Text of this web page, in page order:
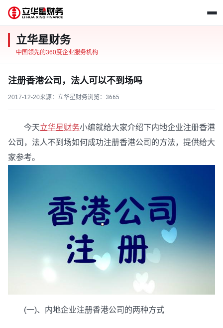
立华星财务
中国领先的360度企业服务机构
注册香港公司，法人可以不到场吗
2017-12-20来源：立华星财务浏览： 3665
今天立华星财务小编就给大家介绍下内地企业注册香港
公司，法人不到场如何成功注册香港公司的方法，提供给大
家参考。
(一)、内地企业注册香港公司的两种方式